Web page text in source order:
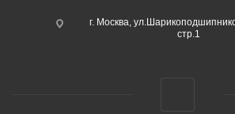
г. Москва,
стр.1